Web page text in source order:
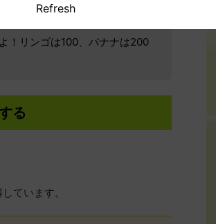
！リンゴは100、バナナは200
る
ています。
Refresh